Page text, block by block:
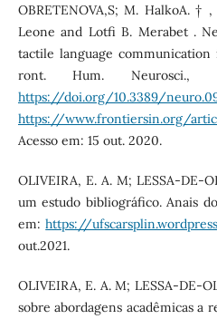
OBRETENOVA,S; M. HalkoA. †
Leone and Lotfi B. Merabet .
tactile language
ront. Hum.
https://doi.org/10.3389/
https://www.frontiersin.org/
Acesso em: 15 out. 2020.
OLIVEIRA, E. A. M; LESSA-DE-
um estudo bibliográfico. Anais
em:https://
out.2021.
OLIVEIRA, E. A. M; LESSA-DE-
sobre abordagens acadêmicas a